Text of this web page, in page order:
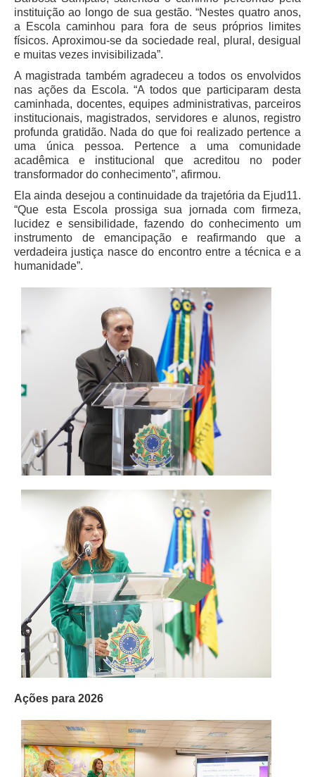
Integração das Ouvidorias
O que é Ouvidoria?
Ouvidoria no CSJT
Dúvidas Frequentes
Avalie os Serviços da Ouvidoria
Faça sua Manifestação
Denúncia Assédio Moral ou Sexual
Denúncia Assédio Eleitoral
Notícia de Irregularidade Anônima
Denúncia Atos de Corrupção
Contatos - Trabalho Remoto
Fale Conosco
Atendimento ao Público
Fones TRT
Fones TST
Endereços das Unidades
Balcão Virtual
Aplicativos
instituição ao longo de sua gestão. “Nestes quatro anos,
a Escola caminhou para fora de seus próprios limites
físicos. Aproximou-se da sociedade real, plural, desigual
e muitas vezes invisibilizada”.
A magistrada também agradeceu a todos os envolvidos
nas ações da Escola. “A todos que participaram desta
caminhada, docentes, equipes administrativas, parceiros
institucionais, magistrados, servidores e alunos, registro
profunda gratidão. Nada do que foi realizado pertence a
uma única pessoa. Pertence a uma comunidade
acadêmica e institucional que acreditou no poder
transformador do conhecimento”, afirmou.
Ela ainda desejou a continuidade da trajetória da Ejud11.
“Que esta Escola prossiga sua jornada com firmeza,
lucidez e sensibilidade, fazendo do conhecimento um
instrumento de emancipação e reafirmando que a
verdadeira justiça nasce do encontro entre a técnica e a
humanidade”.
Ações para 2026